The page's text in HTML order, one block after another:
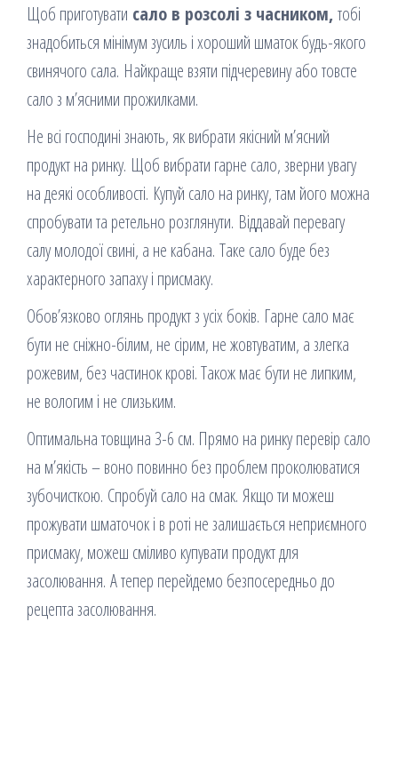
Щоб приготувати сало в розсолі з часником, тобі
знадобиться мінімум зусиль і хороший шматок будь-якого
свинячого сала. Найкраще взяти підчеревину або товсте
сало з м’ясними прожилками.
Не всі господині знають, як вибрати якісний м’ясний
продукт на ринку. Щоб вибрати гарне сало, зверни увагу
на деякі особливості. Купуй сало на ринку, там його можна
спробувати та ретельно розглянути. Віддавай перевагу
салу молодої свині, а не кабана. Таке сало буде без
характерного запаху і присмаку.
Обов’язково оглянь продукт з усіх боків. Гарне сало має
бути не сніжно-білим, не сірим, не жовтуватим, а злегка
рожевим, без частинок крові. Також має бути не липким,
не вологим і не слизьким.
Оптимальна товщина 3-6 см. Прямо на ринку перевір сало
на м’якість – воно повинно без проблем проколюватися
зубочисткою. Спробуй сало на смак. Якщо ти можеш
прожувати шматочок і в роті не залишається неприємного
присмаку, можеш сміливо купувати продукт для
засолювання. А тепер перейдемо безпосередньо до
рецепта засолювання.